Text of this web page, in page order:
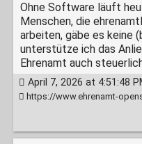
Ohne Software läuft
Menschen, die
arbeiten, gäbe es keine
unterstütze ich das
Ehrenamt auch
April 7, 2026 at 4:51:48
https://www.ehrenamt-